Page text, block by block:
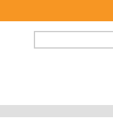
FORMULAIRE DE